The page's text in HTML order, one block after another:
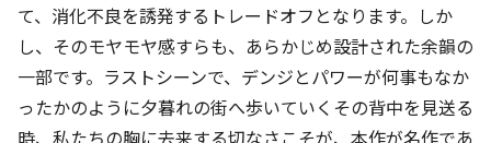
て、消化不良を誘発するトレードオフとなります。しか
し、そのモヤモヤ感すらも、あらかじめ設計された余韻の
一部です。ラストシーンで、デンジとパワーが何事もなか
ったかのように夕暮れの街へ歩いていくその背中を見送る
時、私たちの胸に去来する切なさこそが、本作が名作であ